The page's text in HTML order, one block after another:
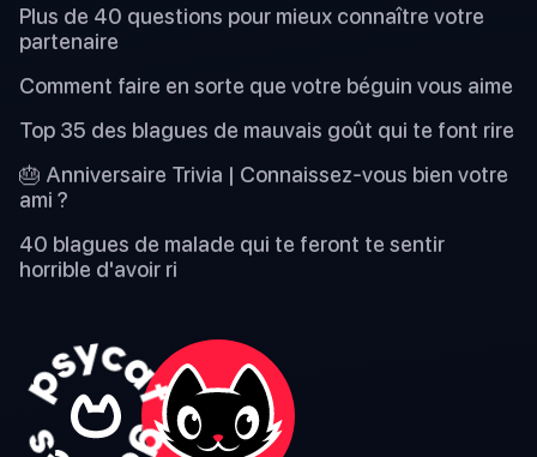
Plus de 40 questions pour mieux connaître votre
partenaire
Comment faire en sorte que votre béguin vous aime
Top 35 des blagues de mauvais goût qui te font rire
🎂 Anniversaire Trivia | Connaissez-vous bien votre
ami ?
40 blagues de malade qui te feront te sentir
horrible d'avoir ri